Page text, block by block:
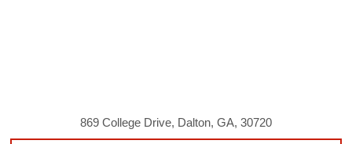
869 College Drive, Dalton, GA, 30720